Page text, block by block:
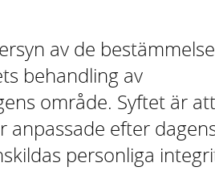
av de
behandling av
område. Syftet är att
anpassade efter
personliga